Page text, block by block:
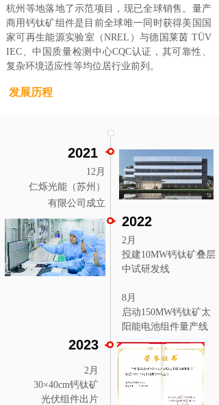
杭州等地落地了示范项目，现已全球销售。量产
商用钙钛矿组件是目前全球唯一同时获得美国国
家可再生能源实验室（NREL）与德国莱茵 TÜV
IEC、中国质量检测中心CQC认证，其可靠性、
复杂环境适应性等均位居行业前列。
发展历程
12月
仁烁光能（苏州）
有限公司成立
2月
30×40cm钙钛矿
光伏组件出片
2月
投建10MW钙钛矿叠层
中试研发线
8月
启动150MW钙钛矿太
阳能电池组件量产线
2022
2023
2021